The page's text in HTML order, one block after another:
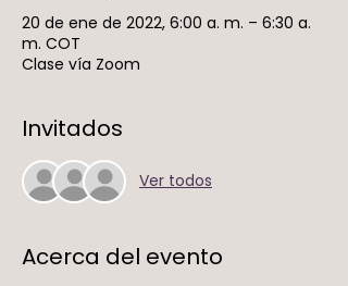
20 de ene de 2022, 6:00 a. m. – 6:30 a.
m. COT
Clase vía Zoom
Invitados
Ver todos
Acerca del evento